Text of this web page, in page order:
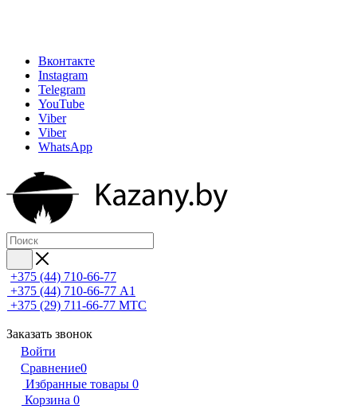
Вконтакте
Instagram
Telegram
YouTube
Viber
Viber
WhatsApp
+375 (44) 710-66-77
+375 (44) 710-66-77 А1
+375 (29) 711-66-77 МТС
Заказать звонок
Войти
Сравнение0
Избранные товары 0
Корзина 0